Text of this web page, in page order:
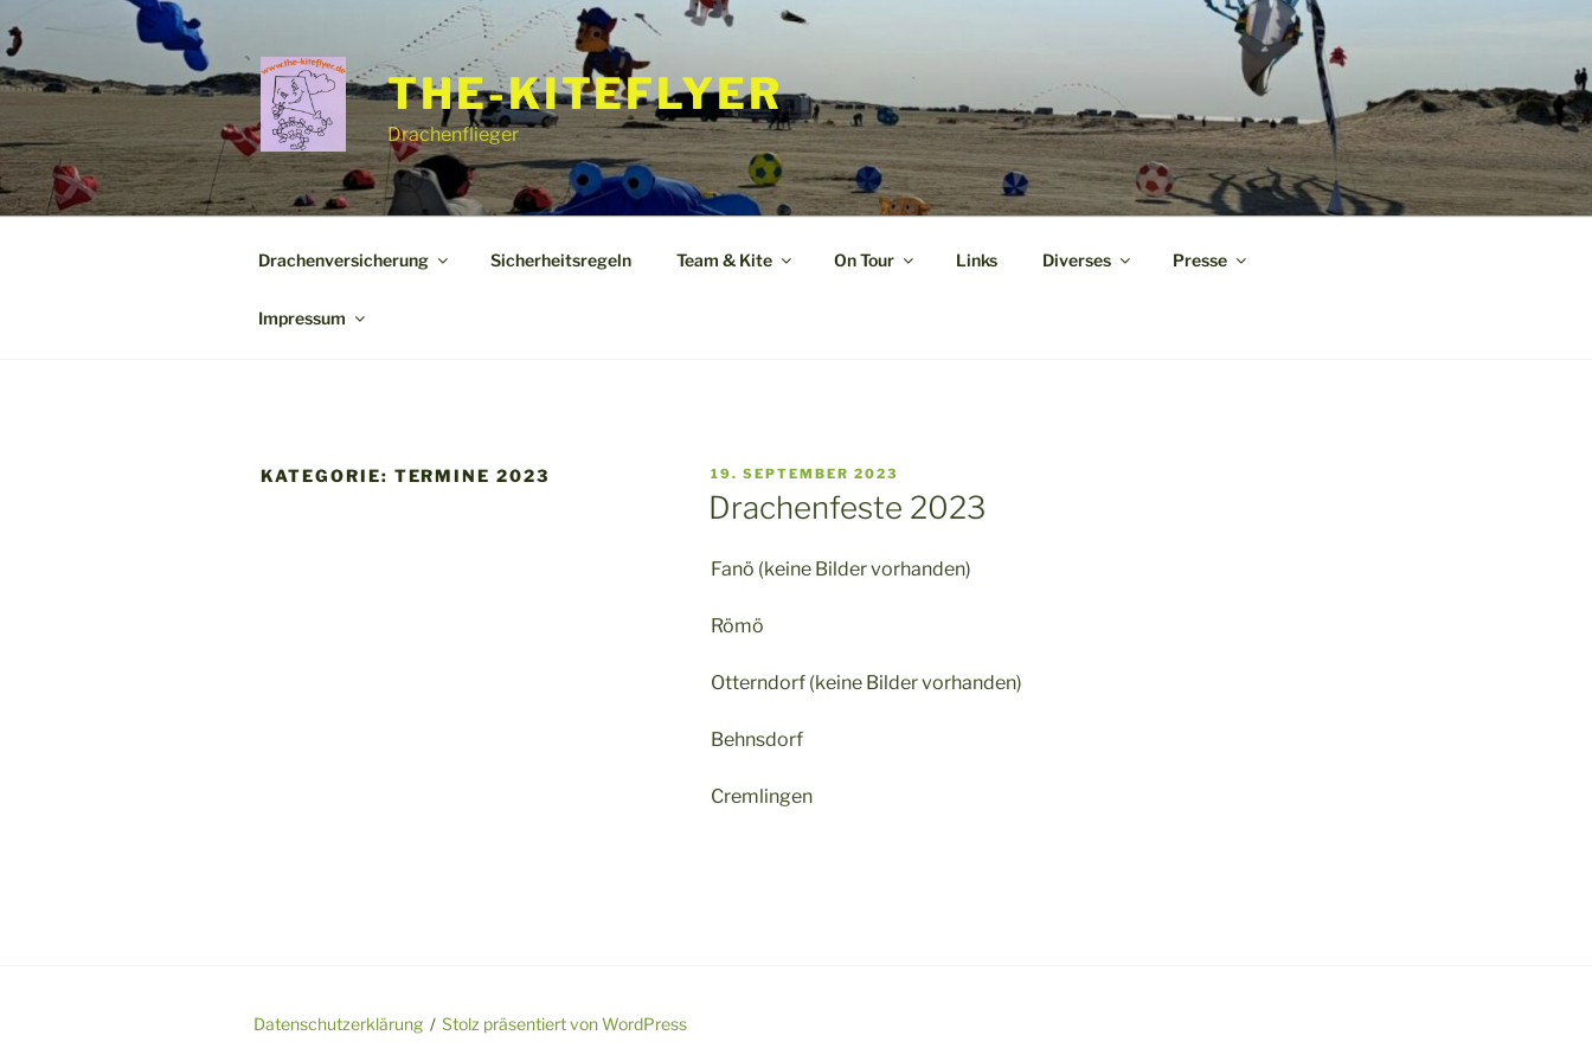
Inhalt
springen
THE-KITEFLYER
Drachenflieger
Drachenversicherung Sicherheitsregeln Team & Kite On Tour Links Diverses Presse
Impressum
KATEGORIE: TERMINE 2023
VERÖFFENTLICHT
AM
19. SEPTEMBER 2023
Drachenfeste 2023
Fanö (keine Bilder vorhanden)
Römö
Otterndorf (keine Bilder vorhanden)
Behnsdorf
Cremlingen
Datenschutzerklärung Stolz präsentiert von WordPress